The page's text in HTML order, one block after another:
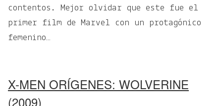
contentos. Mejor olvidar que este fue el
primer film de Marvel con un protagónico
femenino…
X-MEN ORÍGENES: WOLVERINE
(2009)